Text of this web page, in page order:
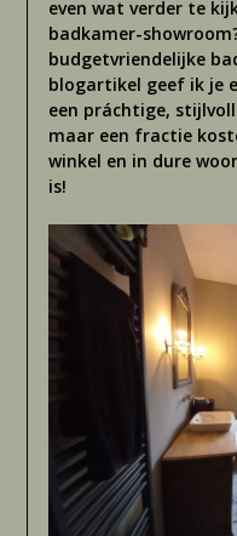
even wat verder te
badkamer-
budgetvriendelijke
blogartikel geef ik je
een práchtige,
maar een fractie
winkel en in dure
is!